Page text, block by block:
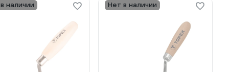
наличии Нет в наличии